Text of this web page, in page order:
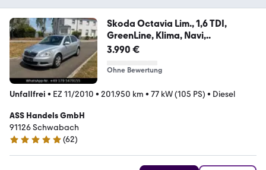
Skoda Octavia Lim., 1,6 TDI,
GreenLine, Klima, Navi,..
3.990 €
Ohne Bewertung
Unfallfrei • EZ 11/2010 • 201.950 km • 77 kW (105 PS) • Diesel
ASS Handels GmbH
91126 Schwabach
4.8 Sterne
(62)